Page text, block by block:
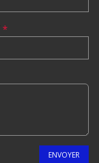
*
ENVOYER